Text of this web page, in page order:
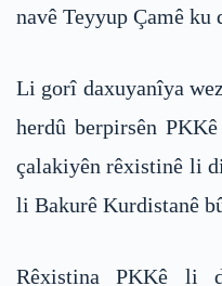
navê Teyyup Çamê
Li gorî daxuyanîya
herdû berpirsên
çalakiyên rêxistinê li
li Bakurê Kurdistanê
Rêxistina PKKê li